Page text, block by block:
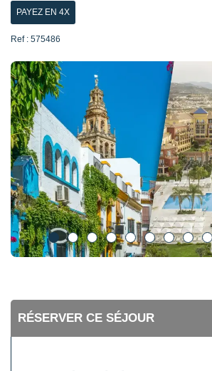
PAYEZ EN 4X
Ref : 575486
RÉSERVER CE SÉJOUR